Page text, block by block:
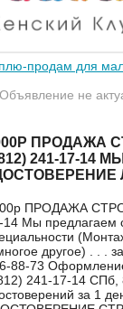
продам для
Объявление не
ПРОДАЖА
241-17-14
ПРОДАЖА
14 Мы предлагаем
другое) . . .
88-73
241-17-14
за 1